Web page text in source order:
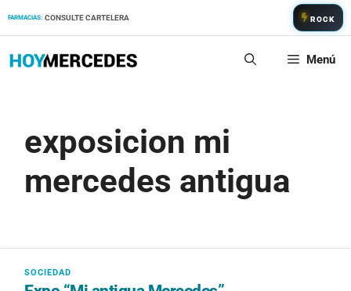
FARMACIAS: CONSULTE CARTELERA ROCK
Menú
exposicion mi
mercedes antigua